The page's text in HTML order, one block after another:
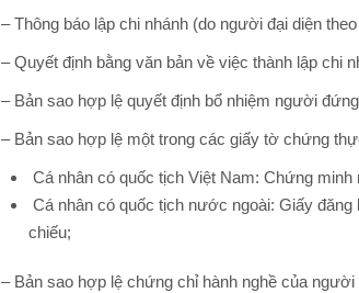
– Thông báo lập chi nhánh (do người đại diện
– Quyết định bằng văn bản về việc thành lập chi
– Bản sao hợp lệ quyết định bổ nhiệm người
– Bản sao hợp lệ một trong các giấy tờ chứng
Cá nhân có quốc tịch Việt Nam: Chứng minh
Cá nhân có quốc tịch nước ngoài: Giấy
chiếu;
– Bản sao hợp lệ chứng chỉ hành nghề của